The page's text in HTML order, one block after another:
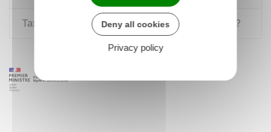
Taxe de séjour touristique : quels sont les tarifs ?
Deny all cookies
Privacy policy